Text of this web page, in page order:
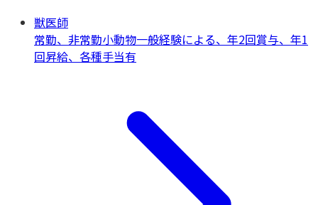
獣医師
常勤、非常勤小動物一般経験による、年2回賞与、年1
回昇給、各種手当有